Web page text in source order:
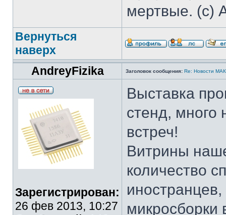
мертвые. (с)
Вернуться
наверх
AndreyFizika
Заголовок сообщения: Re: Новости
Зарегистрирован:
26 фев 2013, 10:27
Выставка
стенд, много
встреч!
Витрины
количество